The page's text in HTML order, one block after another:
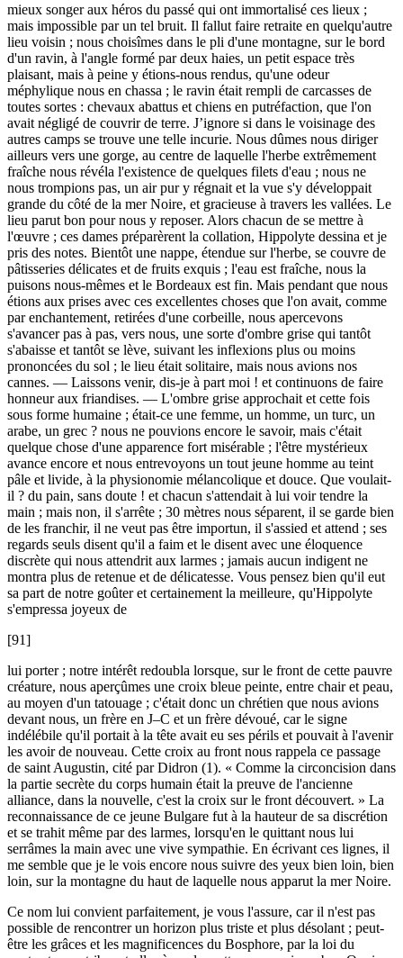
mieux songer aux héros du passé qui ont immortalisé ces lieux ;
mais impossible par un tel bruit. Il fallut faire retraite en quelqu'autre
lieu voisin ; nous choisîmes dans le pli d'une montagne, sur le bord
d'un ravin, à l'angle formé par deux haies, un petit espace très
plaisant, mais à peine y étions-nous rendus, qu'une odeur
méphylique nous en chassa ; le ravin était rempli de carcasses de
toutes sortes : chevaux abattus et chiens en putréfaction, que l'on
avait négligé de couvrir de terre. J’ignore si dans le voisinage des
autres camps se trouve une telle incurie. Nous dûmes nous diriger
ailleurs vers une gorge, au centre de laquelle l'herbe extrêmement
fraîche nous révéla l'existence de quelques filets d'eau ; nous ne
nous trompions pas, un air pur y régnait et la vue s'y développait
grande du côté de la mer Noire, et gracieuse à travers les vallées. Le
lieu parut bon pour nous y reposer. Alors chacun de se mettre à
l'œuvre ; ces dames préparèrent la collation, Hippolyte dessina et je
pris des notes. Bientôt une nappe, étendue sur l'herbe, se couvre de
pâtisseries délicates et de fruits exquis ; l'eau est fraîche, nous la
puisons nous-mêmes et le Bordeaux est fin. Mais pendant que nous
étions aux prises avec ces excellentes choses que l'on avait, comme
par enchantement, retirées d'une corbeille, nous apercevons
s'avancer pas à pas, vers nous, une sorte d'ombre grise qui tantôt
s'abaisse et tantôt se lève, suivant les inflexions plus ou moins
prononcées du sol ; le lieu était solitaire, mais nous avions nos
cannes. — Laissons venir, dis-je à part moi ! et continuons de faire
honneur aux friandises. — L'ombre grise approchait et cette fois
sous forme humaine ; était-ce une femme, un homme, un turc, un
arabe, un grec ? nous ne pouvions encore le savoir, mais c'était
quelque chose d'une apparence fort misérable ; l'être mystérieux
avance encore et nous entrevoyons un tout jeune homme au teint
pâle et livide, à la physionomie mélancolique et douce. Que voulait-
il ? du pain, sans doute ! et chacun s'attendait à lui voir tendre la
main ; mais non, il s'arrête ; 30 mètres nous séparent, il se garde bien
de les franchir, il ne veut pas être importun, il s'assied et attend ; ses
regards seuls disent qu'il a faim et le disent avec une éloquence
discrète qui nous attendrit aux larmes ; jamais aucun indigent ne
montra plus de retenue et de délicatesse. Vous pensez bien qu'il eut
sa part de notre goûter et certainement la meilleure, qu'Hippolyte
s'empressa joyeux de
[91]
lui porter ; notre intérêt redoubla lorsque, sur le front de cette pauvre
créature, nous aperçûmes une croix bleue peinte, entre chair et peau,
au moyen d'un tatouage ; c'était donc un chrétien que nous avions
devant nous, un frère en J–C et un frère dévoué, car le signe
indélébile qu'il portait à la tête avait eu ses périls et pouvait à l'avenir
les avoir de nouveau. Cette croix au front nous rappela ce passage
de saint Augustin, cité par Didron (1). « Comme la circoncision dans
la partie secrète du corps humain était la preuve de l'ancienne
alliance, dans la nouvelle, c'est la croix sur le front découvert. » La
reconnaissance de ce jeune Bulgare fut à la hauteur de sa discrétion
et se trahit même par des larmes, lorsqu'en le quittant nous lui
serrâmes la main avec une vive sympathie. En écrivant ces lignes, il
me semble que je le vois encore nous suivre des yeux bien loin, bien
loin, sur la montagne du haut de laquelle nous apparut la mer Noire.
Ce nom lui convient parfaitement, je vous l'assure, car il n'est pas
possible de rencontrer un horizon plus triste et plus désolant ; peut-
être les grâces et les magnificences du Bosphore, par la loi du